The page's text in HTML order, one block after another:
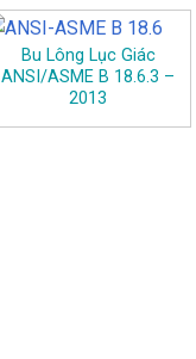
Bu Lông Lục Giác
ANSI/ASME B 18.6.3 –
2013